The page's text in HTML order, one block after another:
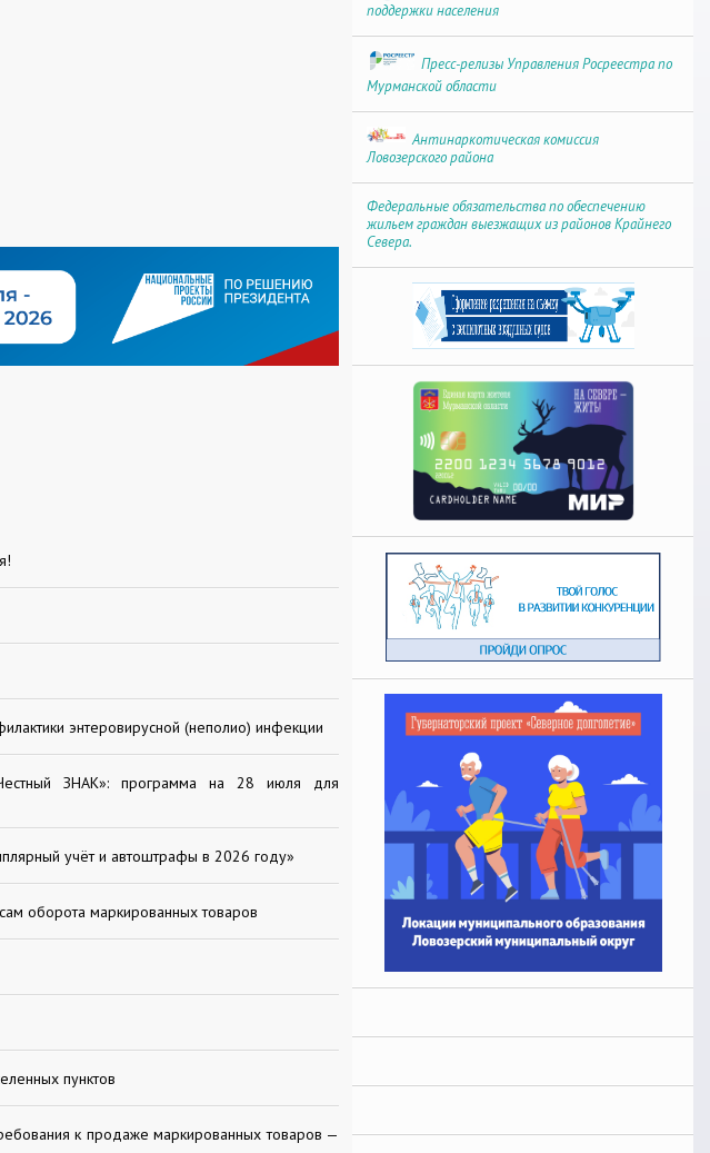
энтеровирусной (неполио) инфекции
ЗНАК»: программа на 28 июля для
учёт и автоштрафы в 2026 году»
оборота маркированных товаров
пунктов
к продаже маркированных товаров —
поддержки населения
Пресс-релизы Управления Росреестра по
Мурманской области
Антинаркотическая комиссия
Ловозерского района
Федеральные обязательства по обеспечению
жильем граждан выезжащих из районов Крайнего
Севера.